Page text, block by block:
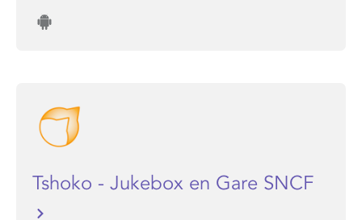
Tshoko - Jukebox en Gare SNCF